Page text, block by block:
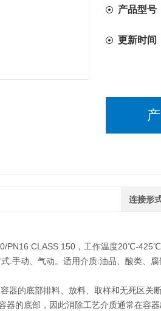
产品型号
更新时间
连接形
PN16 CLASS 150，⼯作温度20℃-
:⼿动、⽓动。适⽤介质:油品、酸类、
器的底部排料、放料、取样和⽆死区关
器的底部，因此消除⼯艺介质通常在容